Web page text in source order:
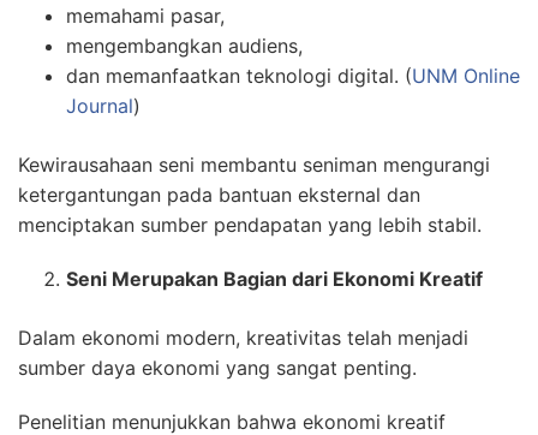
memahami pasar,
mengembangkan audiens,
dan memanfaatkan teknologi digital. (UNM Online
Journal)
Kewirausahaan seni membantu seniman mengurangi
ketergantungan pada bantuan eksternal dan
menciptakan sumber pendapatan yang lebih stabil.
Seni Merupakan Bagian dari Ekonomi Kreatif
Dalam ekonomi modern, kreativitas telah menjadi
sumber daya ekonomi yang sangat penting.
Penelitian menunjukkan bahwa ekonomi kreatif